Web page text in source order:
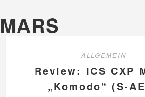
MARS
ALLGEMEIN
Review: ICS CXP
„Komodo“ (S-